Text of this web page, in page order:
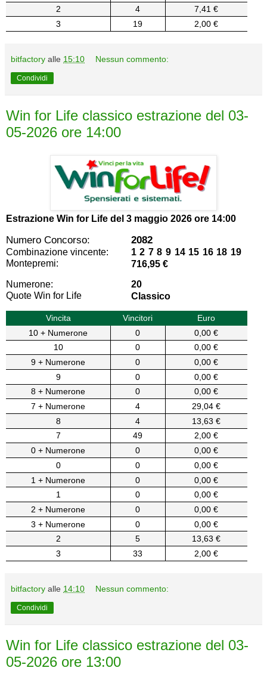
2
4
7,41 €
3
19 2,00 €
bitfactory alle 15:10 Nessun commento:
Condividi
Win for Life classico estrazione del 03-
05-2026 ore 14:00
Estrazione Win for Life del 3 maggio 2026 ore 14:00
Numero Concorso: 2082
Combinazione vincente:
1 2 7 8 9 14 15 16 18 19
Montepremi:
716,95 €
Numerone:
20
Quote Win for Life
Classico
Vincita Vincitori
Euro
10 + Numerone
0
0,00 €
10
0
0,00 €
9 + Numerone
0
0,00 €
9
0
0,00 €
8 + Numerone
0
0,00 €
7 + Numerone
4
29,04 €
8
4
13,63 €
7
49
2,00 €
0 + Numerone
0
0,00 €
0
0
0,00 €
1 + Numerone
0
0,00 €
1
0
0,00 €
2 + Numerone
0
0,00 €
3 + Numerone
0
0,00 €
2
5
13,63 €
3
33 2,00 €
bitfactory alle 14:10 Nessun commento:
Condividi
Win for Life classico estrazione del 03-
05-2026 ore 13:00